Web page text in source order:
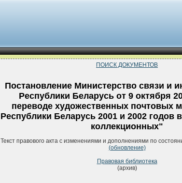
ПОИСК ДОКУМЕНТОВ
Постановление Министерство связи и
Республики Беларусь от 9 октября
переводе художественных почтовых
Республики Беларусь 2001 и 2002 годов
коллекционных"
Текст правового акта с изменениями и дополнениями по
(обновление)
Правовая библиотека
(архив)